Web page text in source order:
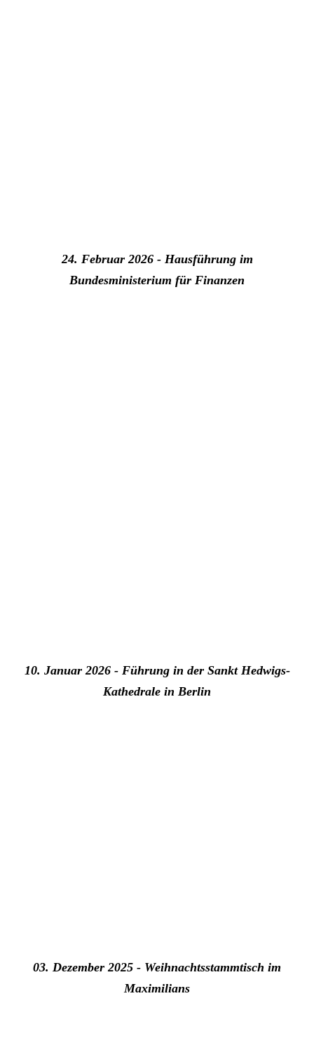
24. Februar 2026 - Hausführung im
Bundesministerium für Finanzen
10. Januar 2026 - Führung in der Sankt Hedwigs-
Kathedrale in Berlin
03. Dezember 2025 - Weihnachtsstammtisch im
Maximilians